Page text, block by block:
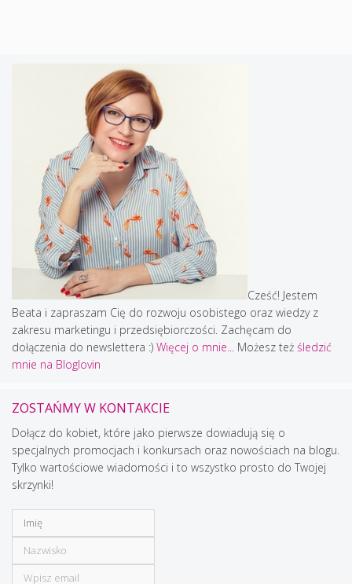
Cześć! Jestem
Beata i zapraszam Cię do rozwoju osobistego oraz wiedzy z
zakresu marketingu i przedsiębiorczości. Zachęcam do
dołączenia do newslettera :) Więcej o mnie... Możesz też śledzić
mnie na Bloglovin
ZOSTAŃMY W KONTAKCIE
Dołącz do kobiet, które jako pierwsze dowiadują się o
specjalnych promocjach i konkursach oraz nowościach na blogu.
Tylko wartościowe wiadomości i to wszystko prosto do Twojej
skrzynki!